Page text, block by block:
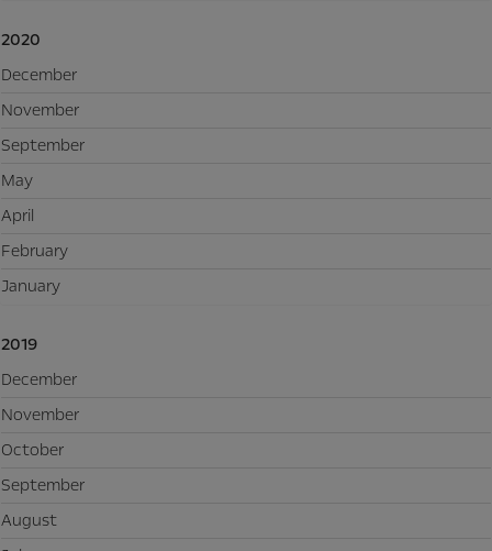
2020
December
November
September
May
April
February
January
2019
December
November
October
September
August